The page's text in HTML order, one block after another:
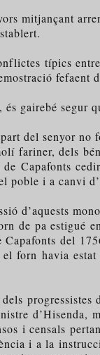
mitjançant
típics entre
fefaent
gairebé segur
del senyor no
fariner, dels
de Capafonts
poble i a canvi
d’aquests
de pa estigué
del
forn havia
progressistes
i censals
i a la